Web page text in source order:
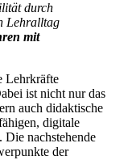
durch
Lehralltag
mit
Lehrkräfte
ist nicht nur das
auch didaktische
digitale
nachstehende
der